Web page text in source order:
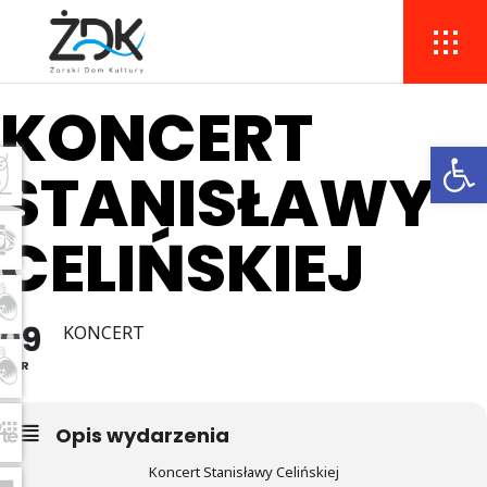
KONCERT
STANISŁAWY
CELIŃSKIEJ
09
MAR
KONCERT
Opis wydarzenia
Koncert Stanisławy Celińskiej